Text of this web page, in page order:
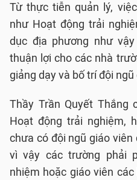
Từ thực tiễn quản lý,
như Hoạt động trải
dục địa phương như
thuận lợi cho các nhà
giảng dạy và bố trí đội ngũ
Thầy Trần Quyết Thắng
Hoạt động trải nghiệm,
chưa có đội ngũ giáo
vì vậy các trường phải
nhiệm hoặc giáo viên